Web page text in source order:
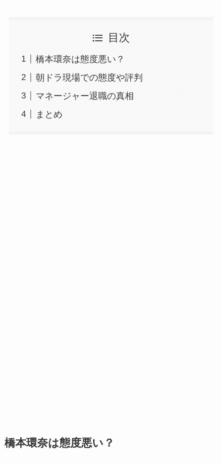
目次
橋本環奈は態度悪い？
朝ドラ現場での態度や評判
マネージャー退職の真相
まとめ
橋本環奈は態度悪い？